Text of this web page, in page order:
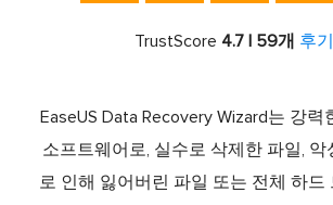
TrustScore 4.7 | 59개 후
EaseUS Data Recovery Wizard는 강력
소프트웨어로, 실수로 삭제한 파일, 악
로 인해 잃어버린 파일 또는 전체 하드